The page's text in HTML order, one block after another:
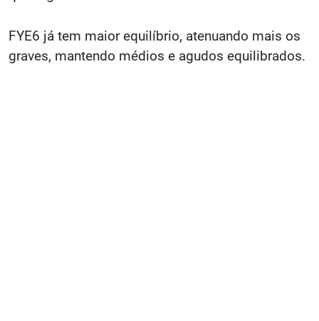
FYE6 já tem maior equilíbrio, atenuando mais os
graves, mantendo médios e agudos equilibrados.